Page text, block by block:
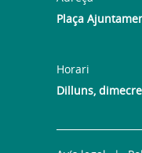
Plaça
Horari
Dilluns,